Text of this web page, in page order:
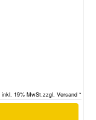
inkl. 19% MwSt.zzgl. Versand *